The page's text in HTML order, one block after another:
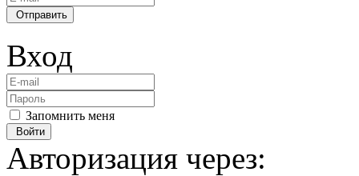
Отправить
Вход
Запомнить меня
Войти
Авторизация через: